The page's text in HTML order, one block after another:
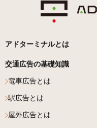
アドターミナルとは
交通広告の基礎知識
電車広告とは
駅広告とは
屋外広告とは